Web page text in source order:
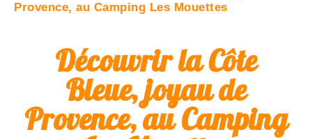
Provence, au Camping Les Mouettes
Découvrir la Côte
Bleue, joyau de
Provence, au Camping